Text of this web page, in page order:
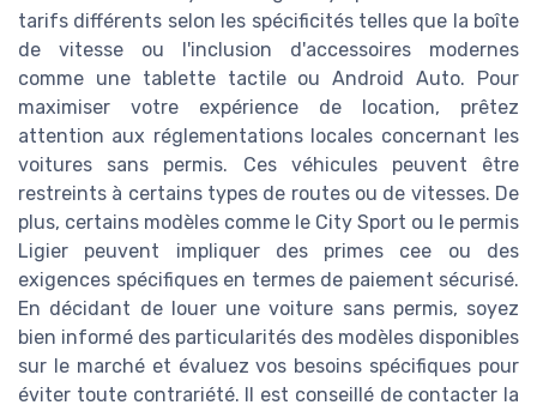
tarifs différents selon les spécificités telles que la boîte
de vitesse ou l'inclusion d'accessoires modernes
comme une tablette tactile ou Android Auto. Pour
maximiser votre expérience de location, prêtez
attention aux réglementations locales concernant les
voitures sans permis. Ces véhicules peuvent être
restreints à certains types de routes ou de vitesses. De
plus, certains modèles comme le City Sport ou le permis
Ligier peuvent impliquer des primes cee ou des
exigences spécifiques en termes de paiement sécurisé.
En décidant de louer une voiture sans permis, soyez
bien informé des particularités des modèles disponibles
sur le marché et évaluez vos besoins spécifiques pour
éviter toute contrariété. Il est conseillé de contacter la